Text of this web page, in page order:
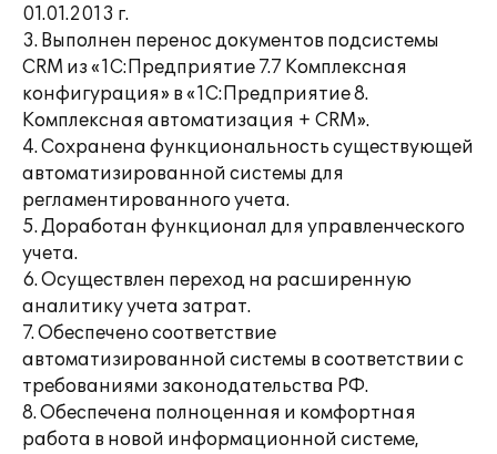
01.01.2013 г.
3. Выполнен перенос документов подсистемы
CRM из «1С:Предприятие 7.7 Комплексная
конфигурация» в «1С:Предприятие 8.
Комплексная автоматизация + CRM».
4. Сохранена функциональность существующей
автоматизированной системы для
регламентированного учета.
5. Доработан функционал для управленческого
учета.
6. Осуществлен переход на расширенную
аналитику учета затрат.
7. Обеспечено соответствие
автоматизированной системы в соответствии с
требованиями законодательства РФ.
8. Обеспечена полноценная и комфортная
работа в новой информационной системе,